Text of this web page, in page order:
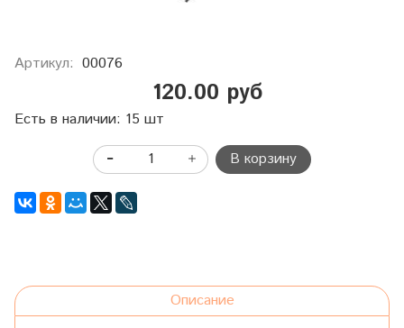
Артикул: 00076
120.00 руб
Есть в наличии: 15 шт
В корзину
Описание